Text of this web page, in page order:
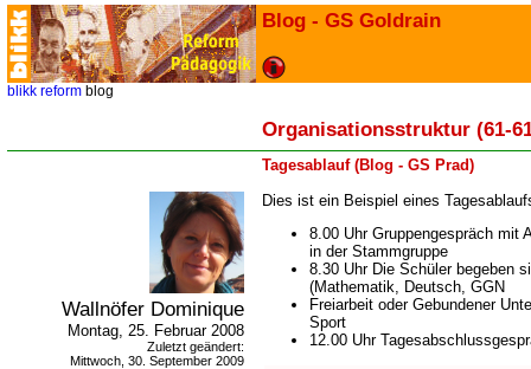
Blog - GS Goldrain
blikk reform blog
Organisationsstruktur (61-
Tagesablauf (Blog - GS Prad)
Wallnöfer Dominique
Montag, 25. Februar 2008
Zuletzt geändert:
Mittwoch, 30. September 2009
Dies ist ein Beispiel eines
8.00 Uhr Gruppengespräch mit
in der Stammgruppe
8.30 Uhr Die Schüler begeben
(Mathematik, Deutsch, GGN
Freiarbeit oder Gebundener
Sport
12.00 Uhr